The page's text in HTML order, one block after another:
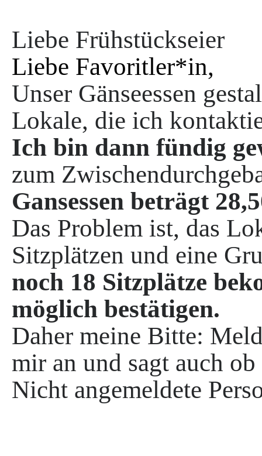
Liebe Frühstückseier
Liebe Favoritler*in,
Unser Gänseessen
Lokale, die ich
Ich bin dann fündig
zum
Gansessen beträgt
Das Problem ist, das
Sitzplätzen und eine
noch 18 Sitzplätze
möglich bestätigen.
Daher meine Bitte:
mir an und sagt auch
Nicht angemeldete